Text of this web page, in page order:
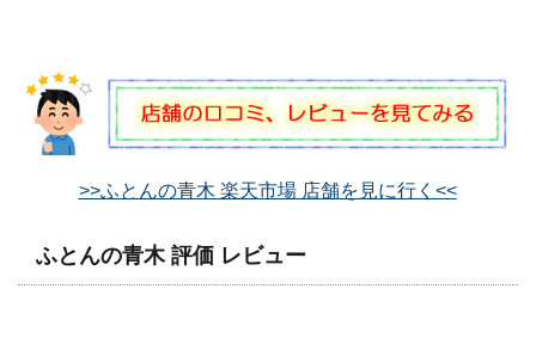
>>ふとんの青木 楽天市場 店舗を見に行く<<
ふとんの青木 評価 レビュー